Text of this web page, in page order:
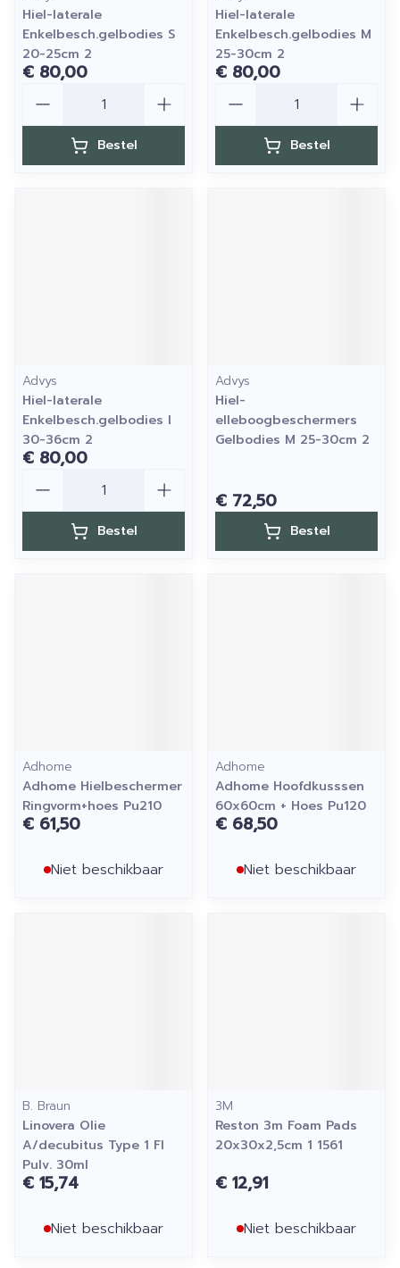
Hiel-laterale
Enkelbesch.gelbodies S
20-25cm 2
€ 80,00
Bestel
Hiel-laterale
Enkelbesch.gelbodies M
25-30cm 2
€ 80,00
Bestel
Advys
Hiel-laterale
Enkelbesch.gelbodies l
30-36cm 2
€ 80,00
Bestel
Advys
Hiel-
elleboogbeschermers
Gelbodies M 25-30cm 2
€ 72,50
Bestel
Adhome
Adhome Hielbeschermer
Ringvorm+hoes Pu210
€ 61,50
Niet beschikbaar
Adhome
Adhome Hoofdkusssen
60x60cm + Hoes Pu120
€ 68,50
Niet beschikbaar
B. Braun
Linovera Olie
A/decubitus Type 1 Fl
Pulv. 30ml
€ 15,74
Niet beschikbaar
3M
Reston 3m Foam Pads
20x30x2,5cm 1 1561
€ 12,91
Niet beschikbaar